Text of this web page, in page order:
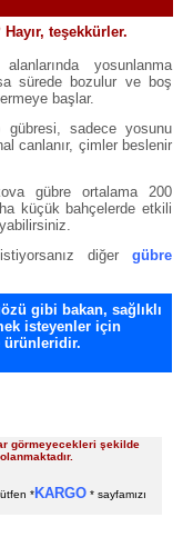
teşekkürler.
yosunlanma
sürede bozulur ve boş
başlar.
sadece yosunu
canlanır, çimler beslenir
gübre ortalama 200
küçük bahçelerde etkili
diğer gübre
gibi bakan, sağlıklı
isteyenler için
ürünleridir.
görmeyecekleri şekilde
*KARGO* sayfamızı